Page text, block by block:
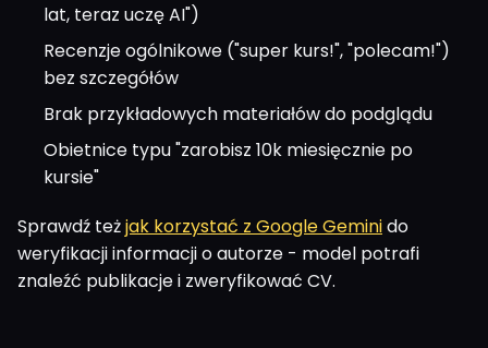
lat, teraz uczę AI")
Recenzje ogólnikowe ("super kurs!", "polecam!")
bez szczegółów
Brak przykładowych materiałów do podglądu
Obietnice typu "zarobisz 10k miesięcznie po
kursie"
Sprawdź teżjak korzystać z Google Geminido
weryfikacji informacji o autorze - model potrafi
znaleźć publikacje i zweryfikować CV.